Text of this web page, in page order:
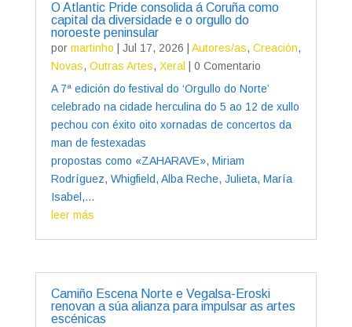
O Atlantic Pride consolida á Coruña como
capital da diversidade e o orgullo do
noroeste peninsular
por martinho Jul 17, 2026 Autores/as, Creación,
Novas, Outras Artes, Xeral
| 0 Comentario
A 7ª edición do festival do ‘Orgullo do Norte’
celebrado na cidade herculina do 5 ao 12 de xullo
pechou con éxito oito xornadas de concertos da
man de festexadas
propostas como «ZAHARAVE», Miriam
Rodríguez, Whigfield, Alba Reche, Julieta, María
Isabel,...
leer más
Camiño Escena Norte e Vegalsa-Eroski
renovan a súa alianza para impulsar as artes
escénicas